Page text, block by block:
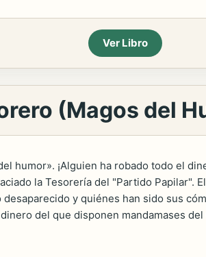
Ver Libro
(Magos del
humor». ¡Alguien ha robado todo el
la Tesorería del "Partido Papilar".
y quiénes han sido sus
del que disponen mandamases